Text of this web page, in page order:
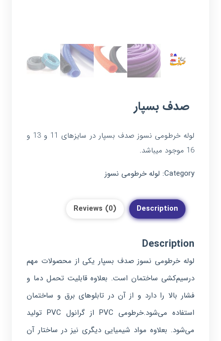
صدف بسپار
لوله خرطومی نسوز صدف بسپار در سایزهای 11 و 13 و
16 موجود میباشد.
Category: لوله خرطومی نسوز
Description
Reviews (0)
Description
لوله خرطومی نسوز صدف بسپار یکی از محصولات مهم
درسیم‌کشی ساختمان است. بعلاوه قابلیت تحمل دما و
فشار بالا را دارد و از آن در تابلوهای برق و ساختمان‌
استفاده می‌شود.خرطومی PVC از گرانول PVC تولید
می‌شود. بعلاوه مواد شیمیایی دیگری نیز در ساختار آن